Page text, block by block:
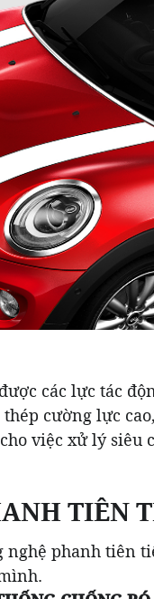
các lực tác
cường lực
việc xử lý siêu
TIÊN
nghệ phanh tiên